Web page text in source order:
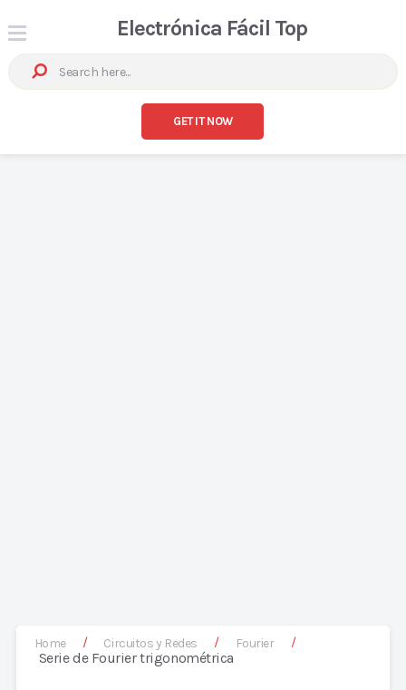
Electrónica Fácil Top
GET IT NOW
Home / Circuitos y Redes / Fourier /
Serie de Fourier trigonométrica